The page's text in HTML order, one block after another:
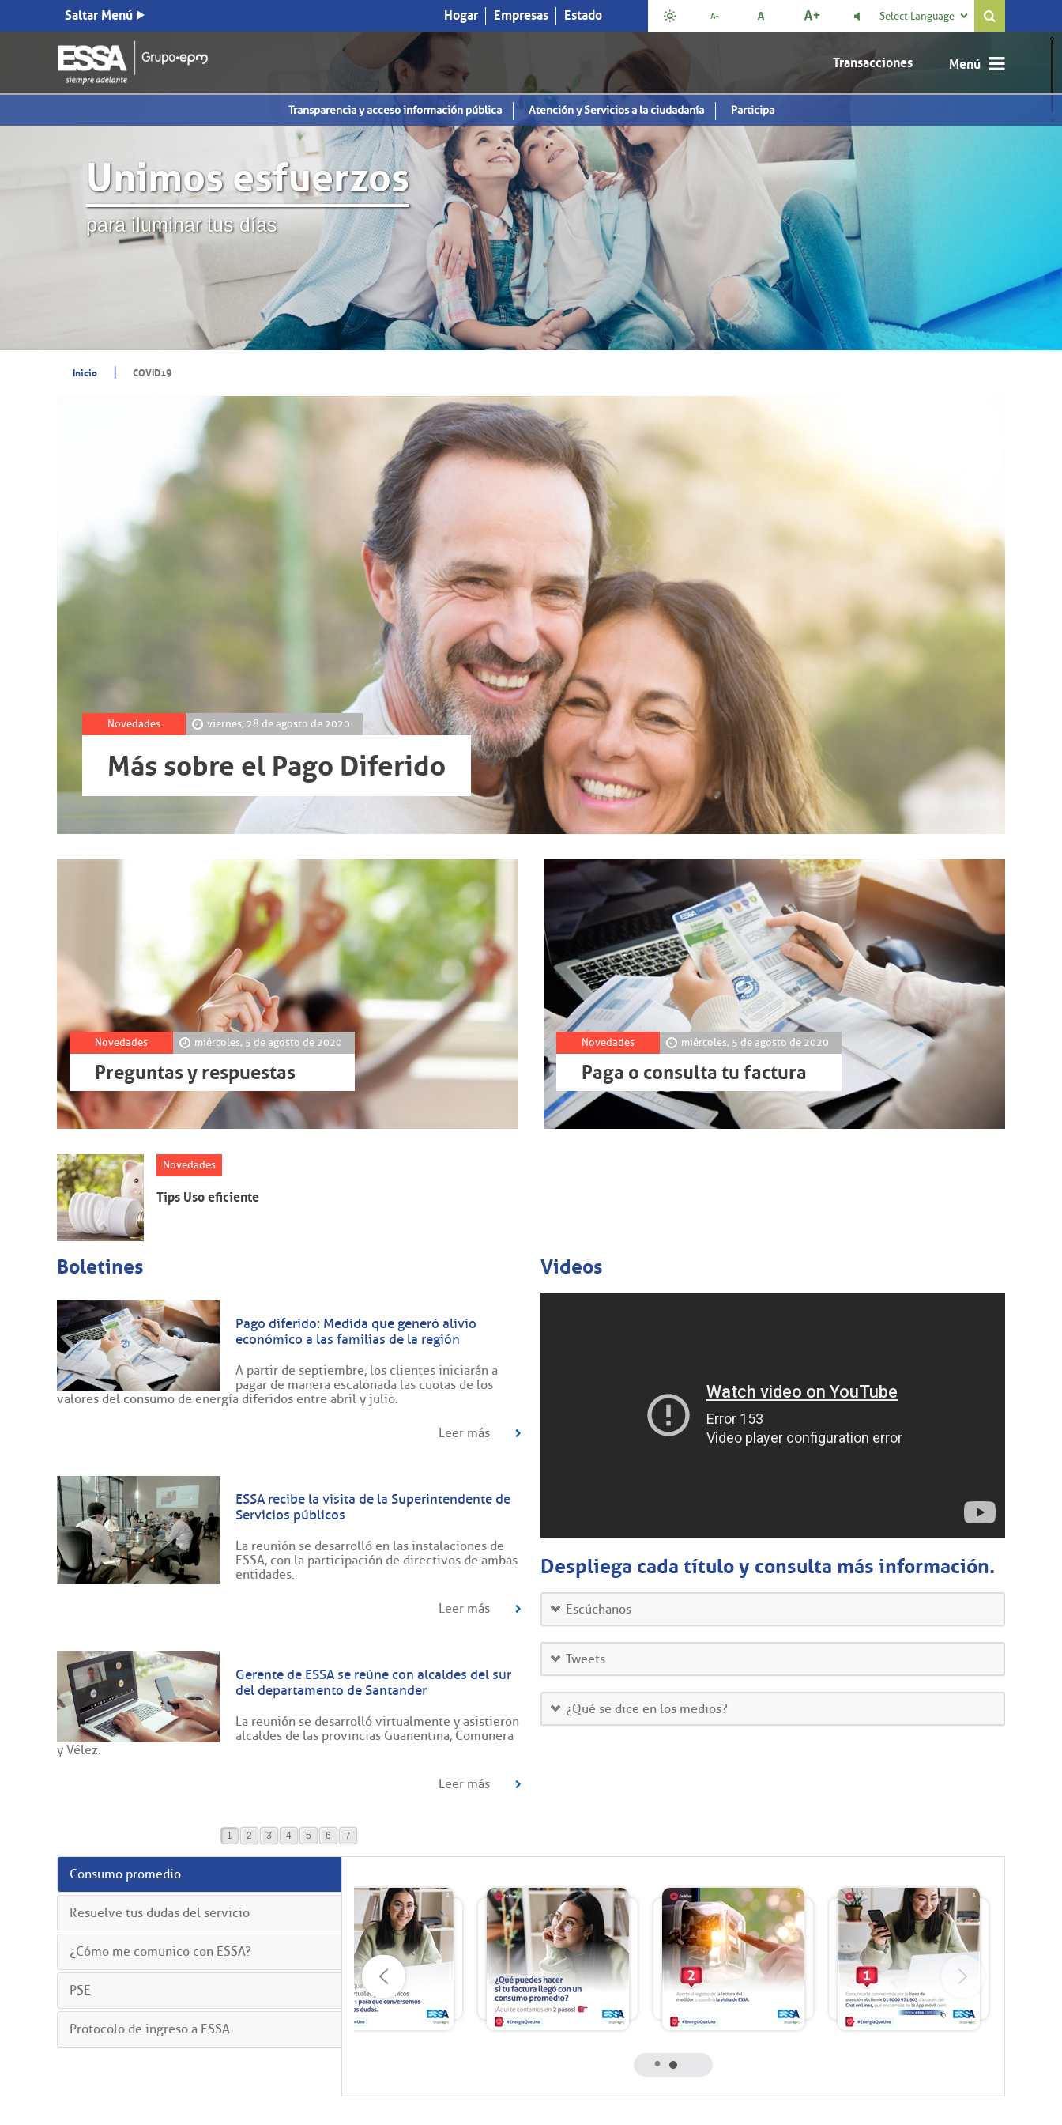
Saltar Menú Hogar Empresas Estado Select Language 
Transacciones
Transparencia y acceso información pública Atención y Servicios a la ciudadanía Participa
Unimos esfuerzos
para iluminar tus días
Inicio | COVID19
Novedades viernes, 28 de agosto de 2020
Más sobre el Pago Diferido
Novedades miércoles, 5 de agosto de 2020
Preguntas y respuestas
Novedades miércoles, 5 de agosto de 2020
Paga o consulta tu factura
Novedades
Tips Uso eficiente
Boletines
Pago diferido: Medida que generó alivio
económico a las familias de la región
A partir de septiembre, los clientes iniciarán a
pagar de manera escalonada las cuotas de los
valores del consumo de energía diferidos entre abril y julio.
Leer más
ESSA recibe la visita de la Superintendente de
Servicios públicos
La reunión se desarrolló en las instalaciones de
ESSA, con la participación de directivos de ambas
entidades.
Leer más
Gerente de ESSA se reúne con alcaldes del sur
del departamento de Santander
La reunión se desarrolló virtualmente y asistieron
alcaldes de las provincias Guanentina, Comunera
y Vélez.
Leer más
1 2 3 4 5 6 7
Videos
Despliega cada título y consulta más información.
Escúchanos
Tweets
¿Qué se dice en los medios?
Consumo promedio
Resuelve tus dudas del servicio
¿Cómo me comunico con ESSA?
PSE
Protocolo de ingreso a ESSA